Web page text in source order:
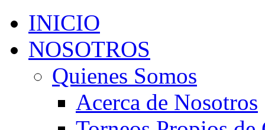
INICIO
NOSOTROS
Quienes Somos
Acerca de Nosotros